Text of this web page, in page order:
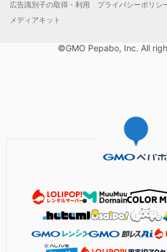
広告識別子の取得・利用
プライバシーポリシ
メディアキット
©GMO Pepabo, Inc. All